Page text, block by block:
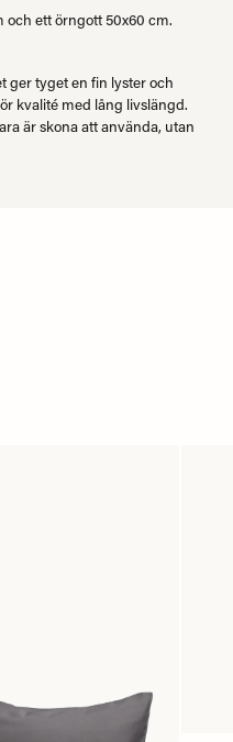
och ett örngott 50x60 cm.
ger tyget en fin lyster och
kvalité med lång livslängd.
är skona att använda, utan